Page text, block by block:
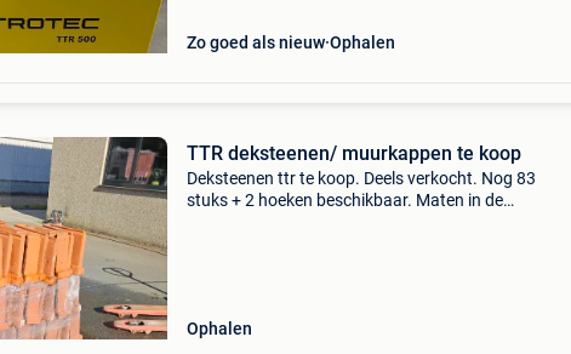
Zo goed als nieuw Ophalen
TTR deksteenen/ muurkappen te koop
Deksteenen ttr te koop. Deels verkocht. Nog 83
stuks + 2 hoeken beschikbaar. Maten in de
Ophalen